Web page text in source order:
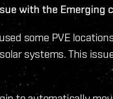
with the Emerging
some PVE
systems. This